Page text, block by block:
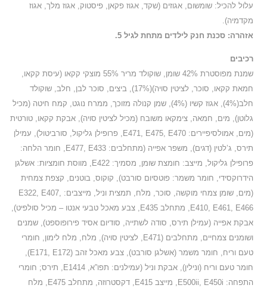
עלול להכיל: שומשום, אגוזים (שקד, אגוז פקאן, פיסטוק, אגוז מלך, אגוז
מקדמיה).
אזהרה: סכנת חנק לילדים מתחת לגיל 5.
רכיבים
שמנת מפוסטרת 42% שומן, שוקולד מריר 55% מוצקי קקאו (עיסת קקאו,
חמאת קקאו, סוכר, לציטין סויה)(17%), ביצים, סוכר לבן, חלב, שוקולד
חלב(4%), אגוז קשיו (4%), שמן קנולה מזוכך, ממרח נוגט, קמח חיטה (מכיל
גלוטן), מים, חמאה, צימקאו משובח (מכיל לציטין סויה), אבקת קקאו, טורטית
(מים, אמולסיפיירים: E471, E475, E470, פרופילן גליקול, סורביטול), עמילן
תירס, ג’לטין (דגים), משפר אפייה (מתחלבים: E477, E433, חומר הלחה:
פרופילן גליקול, מייצב: חומצת שומן, מסמיך: E422, מווסת חומציות: אשלגן
הידרוקסידי, חומר משמר: פוטסיום סורבט), קוקוס, בוטנים, קצפת צמחית
(מים, שומן צמחי מוקשה, סוכר, מלח, תמצית וניל, מייצבים: E322, E407,
E410, E461, E466, מתחלב E435, צבע מאכל טבעי אנטו – מכיל סולפיט),
אבקת אפייה (עמילן תירס, סודה לשתייה, סודיום אסיד פירופוספט), שמנים
ושומנים צמחיים, מתחלבים (E471, לציטין סויה), מלח, מלח לימון, חומרי
טעם וריח, חומר משמר (אשלגן סורבט), צבע מאכל זהב (E171, E172),
חומר טעם וריח (ונילין), אבקת וניל (עמילנים: תפו”א, E1414, תירס; חומרי
התפחה: E500ii, E450i, מייצב E415, דקסטרוזה, מתחלב E475, מלח